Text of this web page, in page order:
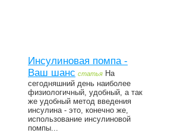
Инсулиновая помпа -
Ваш шанс статья На
сегодняшний день наиболее
физиологичный, удобный, а так
же удобный метод введения
инсулина - это, конечно же,
использование инсулиновой
помпы...